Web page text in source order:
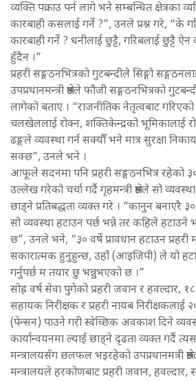
व्यक्ति पक्राउ पर्न लागे भने सम्बन्धित क्षेत्रका
कारबाही कसलाई गर्ने ?”, उनले प्रश्न गरे, “के
कारबाही गर्ने ? धनीलाई छुट्टै, गरिबलाई छुट्टै
हुँदैन ।”
प्रहरी सङ्गठनभित्रको गुटबन्दीले सिङ्गो
उपप्रधानमन्त्री श्रेष्ठले फौजी सङ्गठनभित्रको
लागेको बताए । “राजनीतिक नेतृत्वबाट
चलखेललाई रोक्न, शक्तिकेन्द्रको भूमिकालाई
ढङ्गले व्यवस्था गर्न सक्यौँ भने मात्र सुरक्षा
सक्छ”, उनले भने ।
आफूले सदनमा पनि प्रहरी सङ्गठनभित्र रहेको
उल्लेख गरेको चर्चा गर्दै गृहमन्त्री श्रेष्ठले सो
छाड्ने प्रतिबद्धता व्यक्त गरे । “कानुन बनाएरै
सो व्यवस्था हटाउन पर्छ भन्ने तर कहिले हटाउने
छ”, उनले भने, “३० वर्षे प्रावधान हटाउन प्रहरी
सकारात्मक हुनुहुन्छ, उहाँ (आइजिपी) ले यो
गर्नुपर्छ म तयार छु भन्नुभएको छ ।”
सोह्र वर्ष सेवा पुगेको प्रहरी जवान र हवल्दार,
सहायक निरीक्षक र प्रहरी नायब निरीक्षकलाई
(पेन्सन) पाउने गरी स्वेच्छिक अवकाश दिने
कार्यान्वयनमा ल्याई छाड्ने दृढता व्यक्त गर्दै
मन्त्रालयसँग छलफल भइरहेको उपप्रधानमत्री
मन्त्रालयले हरकोणबाट प्रहरी जवान, हवल्दार,